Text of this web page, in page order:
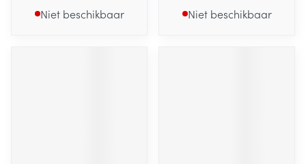
Niet beschikbaar Niet beschikbaar